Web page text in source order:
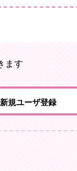
ます
新規ユーザ登録